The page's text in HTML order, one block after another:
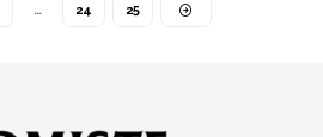
… 24 25